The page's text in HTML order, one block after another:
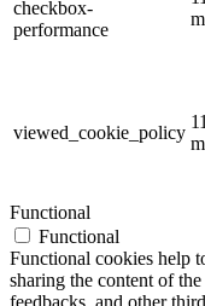
checkbox-
performance
viewed_cookie_policy
11
Functional
Functional
Functional cookies help
sharing the content of
feedbacks, and other